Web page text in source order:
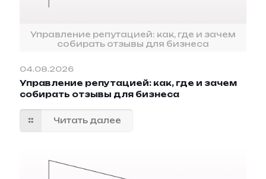
Управление репутацией: как, где и зачем
собирать отзывы для бизнеса
04.08.2026
Управление репутацией: как, где и зачем
собирать отзывы для бизнеса
Читать далее